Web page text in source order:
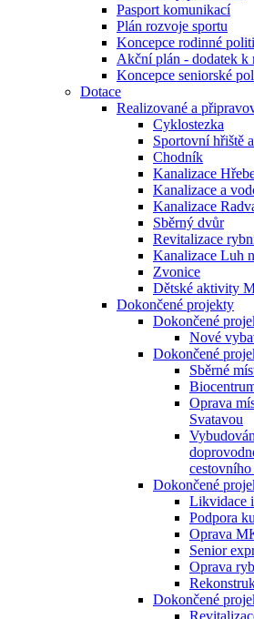
Pasport komunikací
Plán rozvoje sportu
Koncepce rodinné
Akční plán - dodatek k
Koncepce seniorské
Dotace
Realizované a
Cyklostezka
Sportovní hřiště
Chodník
Kanalizace
Kanalizace a
Kanalizace
Sběrný dvůr
Revitalizace
Kanalizace Luh
Zvonice
Dětské aktivity
Dokončené projekty
Dokončené
Nové
Dokončené
Sběrné
Oprava
Svatavou
Dokončené
Likvidace
Podpora
Oprava
Senior
Oprava
Dokončené